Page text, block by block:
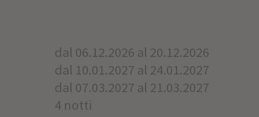
dal 06.12.2026 al 20.12.2026
dal 10.01.2027 al 24.01.2027
dal 07.03.2027 al 21.03.2027
4 notti